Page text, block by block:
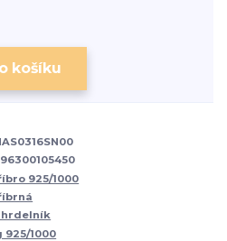
košíku
925/1000
925/1000